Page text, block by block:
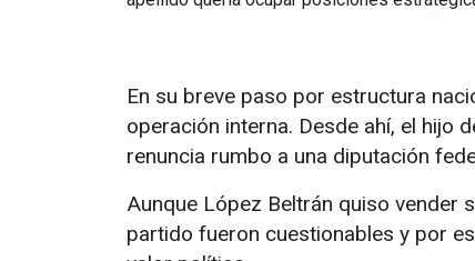
En su breve paso por estructura
operación interna. Desde ahí, el hijo
renuncia rumbo a una diputación
Aunque López Beltrán quiso vender
partido fueron cuestionables y por